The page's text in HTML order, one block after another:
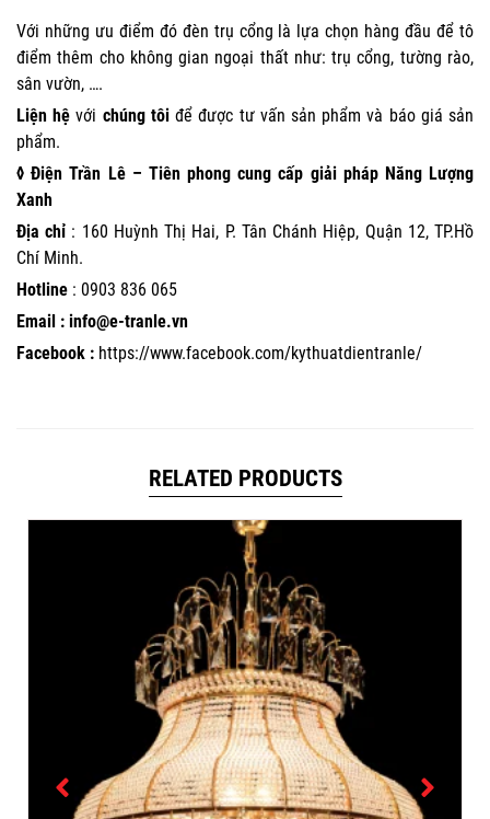
Với những ưu điểm đó đèn trụ cổng là lựa chọn hàng đầu để tô
điểm thêm cho không gian ngoại thất như: trụ cổng, tường rào,
sân vườn, ….
Liện hệ với chúng tôi để được tư vấn sản phẩm và báo giá sản
phẩm.
◊ Điện Trần Lê – Tiên phong cung cấp giải pháp Năng Lượng
Xanh
Địa chỉ : 160 Huỳnh Thị Hai, P. Tân Chánh Hiệp, Quận 12, TP.Hồ
Chí Minh.
Hotline : 0903 836 065
Email : info@e-tranle.vn
Facebook : https://www.facebook.com/kythuatdientranle/
RELATED PRODUCTS